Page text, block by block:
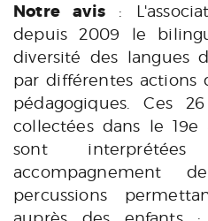
Notre avis:
depuis 2009 le
diversité des langues
par différentes
pédagogiques. Ces
collectées dans le 19e
sont
percussions